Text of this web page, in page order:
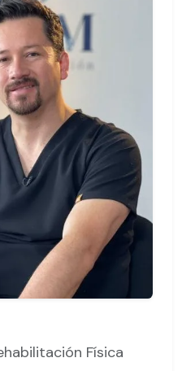
Física